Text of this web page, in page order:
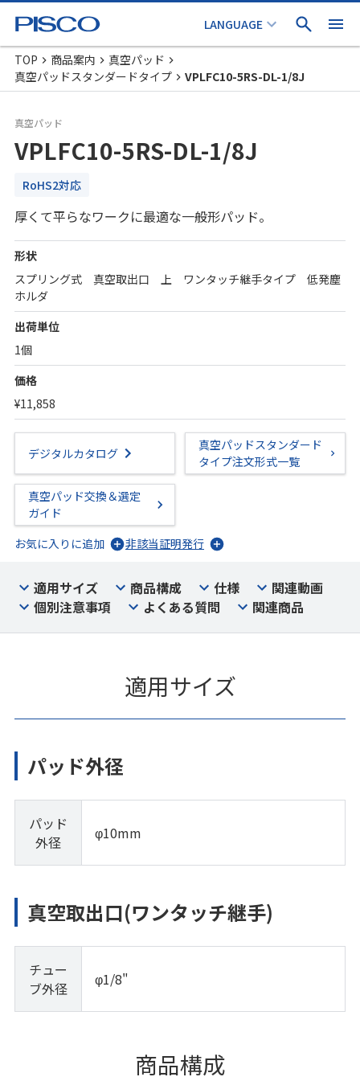
TOP 商品案内
真空パッド
真空パッドスタンダードタイプ
VPLFC10-5RS-DL-1/8J
真空パッド
VPLFC10-5RS-DL-1/8J
RoHS2対応
厚くて平らなワークに最適な一般形パッド。
形状
スプリング式 真空取出口 上 ワンタッチ継手タイプ 低発塵
ホルダ
出荷単位
1個
価格
¥11,858
デジタルカタログ
真空パッドスタンダード
タイプ注文形式一覧
真空パッド交換＆選定
ガイド
お気に入りに追加
非該当証明発行
適用サイズ 商品構成 仕様
関連動画
個別注意事項
よくある質問 関連商品
適用サイズ
パッド外径
パッド
外径
φ10mm
真空取出口(ワンタッチ継手)
チュー
ブ外径
φ1/8"
商品構成